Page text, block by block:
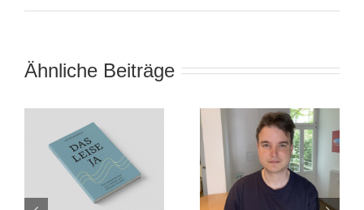
Ähnliche Beiträge